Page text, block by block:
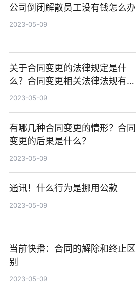
公司倒闭解散员工没有钱怎么办
2023-05-09
关于合同变更的法律规定是什
么？合同变更相关法律法规有哪
些？
2023-05-09
有哪几种合同变更的情形？合同
变更的后果是什么？
2023-05-09
通讯！什么行为是挪用公款
2023-05-09
当前快播：合同的解除和终止区
别
2023-05-09